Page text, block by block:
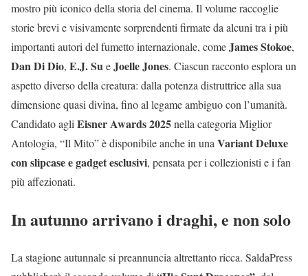
mostro più iconico della storia del cinema. Il volume raccoglie
storie brevi e visivamente sorprendenti firmate da alcuni tra i più
importanti autori del fumetto internazionale, comeJames Stokoe,
Dan Di Dio, E.J. SueJoelle Jones. Ciascun racconto esplora un
aspetto diverso della creatura: dalla potenza distruttrice alla sua
dimensione quasi divina, fino al legame ambiguo con l’umanità.
Candidato agliEisner Awards 2025nella categoria Miglior
Antologia, “Il Mito” è disponibile anche in unaVariant Deluxe
con slipcase e gadget esclusivi, pensata per i collezionisti e i fan
più affezionati.
In autunno arrivano i draghi, e non solo
La stagione autunnale si preannuncia altrettanto ricca. SaldaPress